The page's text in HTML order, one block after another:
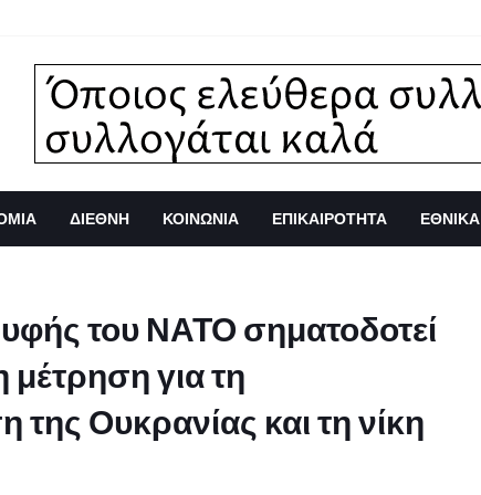
ΔΙΕΘΝΗ ΚΟΙΝΩΝΙΑ ΕΠΙΚΑΙΡΟΤΗΤΑ ΕΘΝΙΚΑ
του ΝΑΤΟ σηματοδοτεί
μέτρηση για τη
Ουκρανίας και τη νίκη